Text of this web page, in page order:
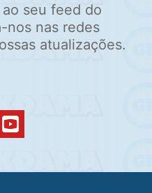
seu feed do
nos nas redes
atualizações.